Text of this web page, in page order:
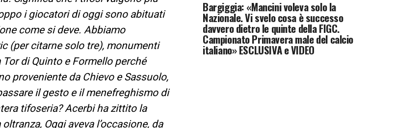
i giocatori di oggi sono abituati
come si deve. Abbiamo
(per citarne solo tre), monumenti
di Quinto e Formello perché
proveniente da Chievo e Sassuolo,
il gesto e il menefreghismo di
tifoseria? Acerbi ha zittito la
Oggi aveva l’occasione, da
Bargiggia: «Mancini voleva solo la
Nazionale. Vi svelo cosa è successo
davvero dietro le quinte della FIGC.
Campionato Primavera male del calcio
italiano» ESCLUSIVA e VIDEO